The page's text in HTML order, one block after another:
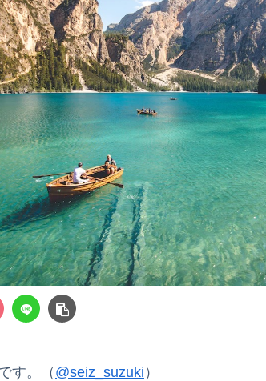
す。（@seiz_suzuki ）